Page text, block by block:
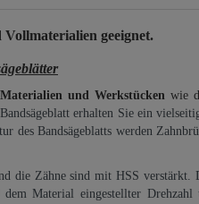
geeignet.
und Werkstücken wie
erhalten Sie ein
des Bandsägeblatts werden
die Zähne sind mit HSS verstärkt.
Material eingestellter